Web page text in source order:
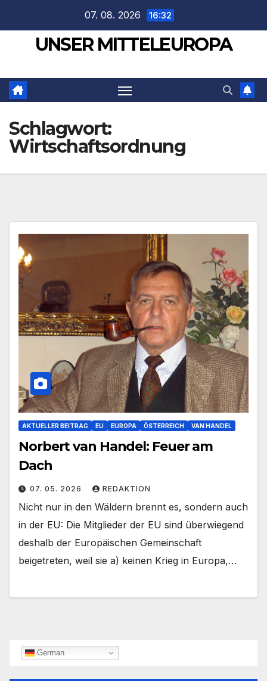
springen
07. 08. 2026 16:32
UNSER MITTELEUROPA
Schlagwort:
Wirtschaftsordnung
AKTUELLER BEITRAG EU EUROPA ÖSTERREICH VAN HANDEL
Norbert van Handel: Feuer am
Dach
07. 05. 2026 REDAKTION
Nicht nur in den Wäldern brennt es, sondern auch
in der EU: Die Mitglieder der EU sind überwiegend
deshalb der Europäischen Gemeinschaft
beigetreten, weil sie a) keinen Krieg in Europa,…
German